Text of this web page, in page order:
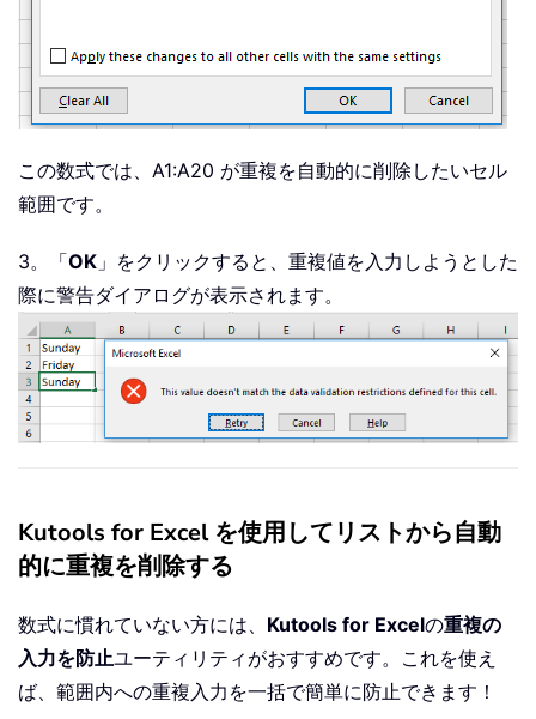
この数式では、A1:A20 が重複を自動的に削除したいセル
範囲です。
3。「OK 」をクリックすると、重複値を入力しようとした
際に警告ダイアログが表示されます。
Kutools for Excel を使用してリストから自動
的に重複を削除する
数式に慣れていない方には、 Kutools for Excelの重複の
入力を防止ユーティリティがおすすめです。これを使え
ば、範囲内への重複入力を一括で簡単に防止できます！